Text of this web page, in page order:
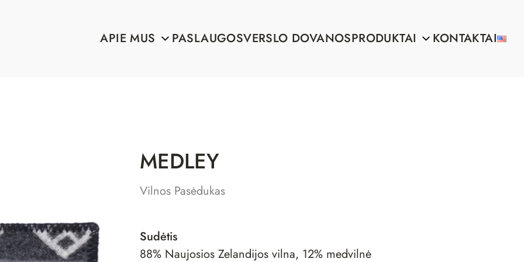
APIE MUS PASLAUGOSVERSLO DOVANOSPRODUKTAI KONTAKTAI
MEDLEY
Vilnos Pasėdukas
Sudėtis
88% Naujosios Zelandijos vilna, 12% medvilnė